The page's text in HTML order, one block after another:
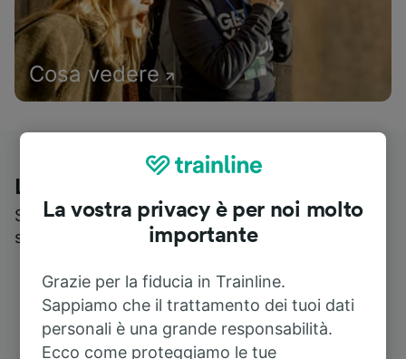
Cosa vedere
Le recensioni dei nostri viaggiatori
Scopri cosa pensa realmente chi utilizza i nostri
servizi
La vostra privacy è per noi molto
importante
Grazie per la fiducia in Trainline.
Sappiamo che il trattamento dei tuoi dati
personali è una grande responsabilità.
Ecco come proteggiamo le tue